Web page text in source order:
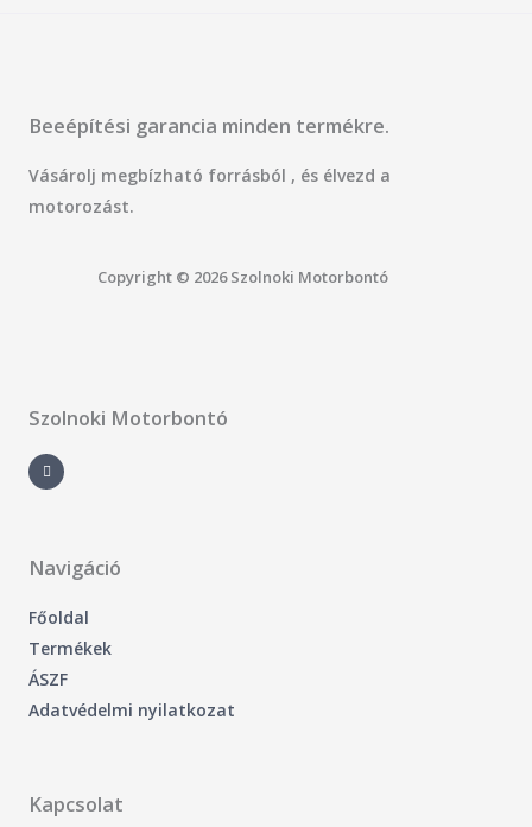
Beeépítési garancia minden termékre.
Vásárolj megbízható forrásból , és élvezd a
motorozást.
Copyright © 2026 Szolnoki Motorbontó
Szolnoki Motorbontó
a
c
e
-
f
Navigáció
Főoldal
Termékek
ÁSZF
Adatvédelmi nyilatkozat
Kapcsolat